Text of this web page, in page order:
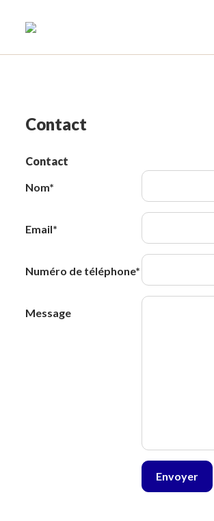
Contact
Contact
Nom*
Email*
Numéro de téléphone*
Message
Envoyer